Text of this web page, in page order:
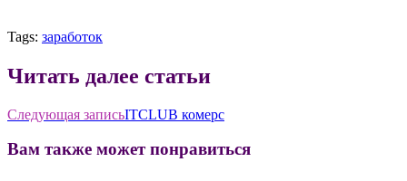
Tags: заработок
Читать далее статьи
Следующая записьITCLUB комерс
Вам также может понравиться